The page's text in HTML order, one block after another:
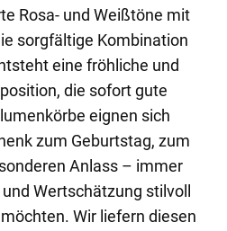
Rosa- und Weißtöne mit
sorgfältige Kombination
eine fröhliche und
die sofort gute
eignen sich
zum Geburtstag, zum
Anlass – immer
Wertschätzung stilvoll
Wir liefern diesen